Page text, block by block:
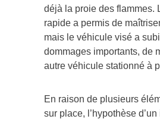
déjà la proie des flammes.
rapide a permis de
mais le véhicule visé a
dommages importants, de
autre véhicule stationné à
En raison de plusieurs
sur place, l’hypothèse